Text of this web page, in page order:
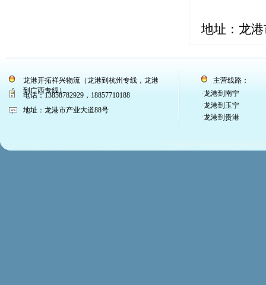
地址：龙
龙港开拓祥兴物流（龙港到杭州专线，龙港
到广西专线）
电话：13858782929，18857710188
地址：龙港市产业大道88号
主营线路：
·龙港到南宁
·龙港到玉宁
·龙港到贵港